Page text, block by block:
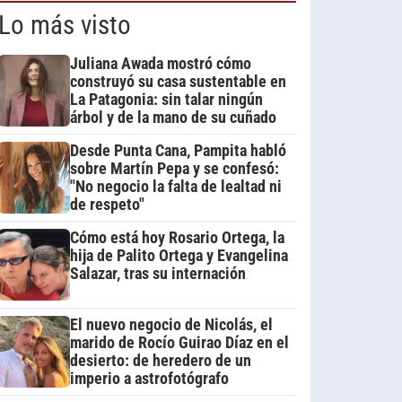
más visto
Juliana Awada mostró cómo
construyó su casa sustentable en
La Patagonia: sin talar ningún
árbol y de la mano de su cuñado
Desde Punta Cana, Pampita habló
sobre Martín Pepa y se confesó:
"No negocio la falta de lealtad ni
de respeto"
Cómo está hoy Rosario Ortega, la
hija de Palito Ortega y Evangelina
Salazar, tras su internación
El nuevo negocio de Nicolás, el
marido de Rocío Guirao Díaz en el
desierto: de heredero de un
imperio a astrofotógrafo